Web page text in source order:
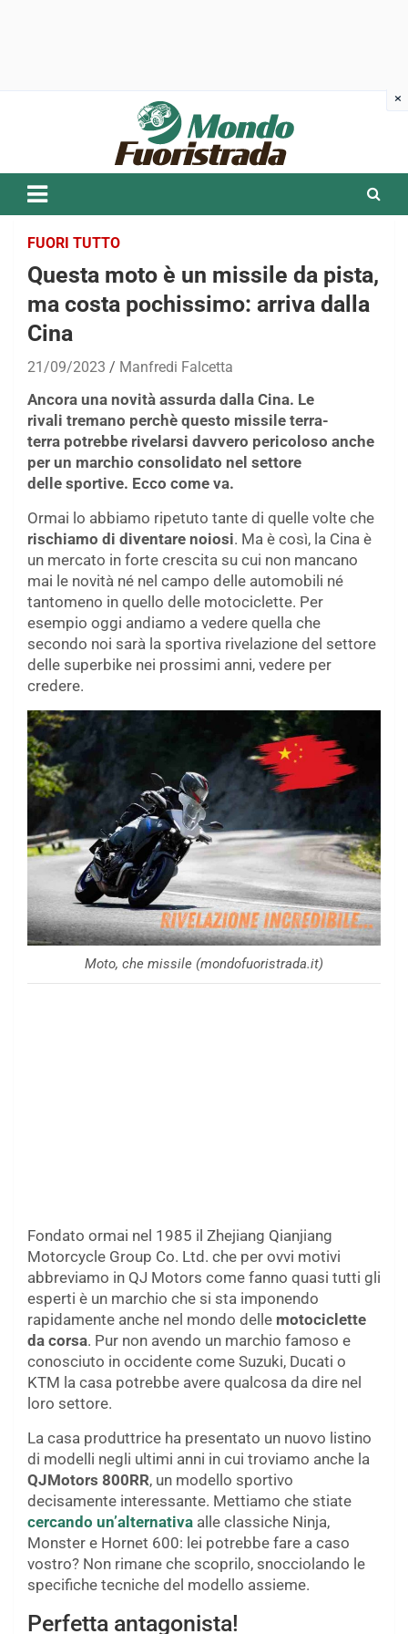
FUORI TUTTO
Questa moto è un missile da pista,
ma costa pochissimo: arriva dalla
Cina
21/09/2023 Manfredi Falcetta
Ancora una novità assurda dalla Cina. Le
rivali tremano perchè questo missile terra-
terra potrebbe rivelarsi davvero pericoloso anche
per un marchio consolidato nel settore
delle sportive. Ecco come va.
Ormai lo abbiamo ripetuto tante di quelle volte che
rischiamo di diventare noiosi. Ma è così, la Cina è
un mercato in forte crescita su cui non mancano
mai le novità né nel campo delle automobili né
tantomeno in quello delle motociclette. Per
esempio oggi andiamo a vedere quella che
secondo noi sarà la sportiva rivelazione del settore
delle superbike nei prossimi anni, vedere per
credere.
Moto, che missile (mondofuoristrada.it)
Fondato ormai nel 1985 il Zhejiang Qianjiang
Motorcycle Group Co. Ltd. che per ovvi motivi
abbreviamo in QJ Motors come fanno quasi tutti gli
esperti è un marchio che si sta imponendo
rapidamente anche nel mondo delle motociclette
da corsa. Pur non avendo un marchio famoso e
conosciuto in occidente come Suzuki, Ducati o
KTM la casa potrebbe avere qualcosa da dire nel
loro settore.
La casa produttrice ha presentato un nuovo listino
di modelli negli ultimi anni in cui troviamo anche la
QJMotors 800RR, un modello sportivo
decisamente interessante. Mettiamo che stiate
cercando un’alternativa alle classiche Ninja,
Monster e Hornet 600: lei potrebbe fare a caso
vostro? Non rimane che scoprilo, snocciolando le
specifiche tecniche del modello assieme.
Perfetta antagonista!